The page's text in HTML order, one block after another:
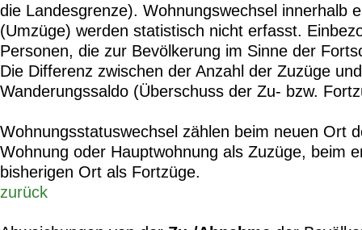
die Landesgrenze). Wohnungswechsel innerhalb
(Umzüge) werden statistisch nicht erfasst.
Personen, die zur Bevölkerung im Sinne der
Die Differenz zwischen der Anzahl der Zuzüge
Wanderungssaldo (Überschuss der Zu- bzw.
Wohnungsstatuswechsel zählen beim neuen Ort
Wohnung oder Hauptwohnung als Zuzüge, beim
bisherigen Ort als Fortzüge.
zurück